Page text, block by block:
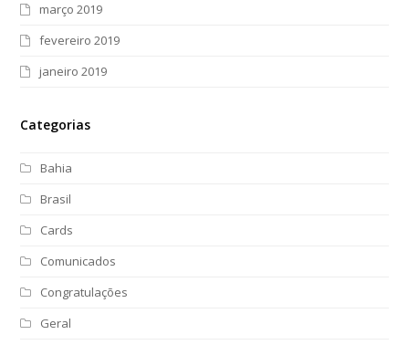
março 2019
fevereiro 2019
janeiro 2019
Categorias
Bahia
Brasil
Cards
Comunicados
Congratulações
Geral